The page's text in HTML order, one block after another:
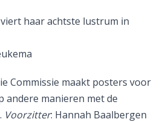
haar achtste lustrum in
Commissie maakt posters voor
andere manieren met de
Voorzitter: Hannah Baalbergen